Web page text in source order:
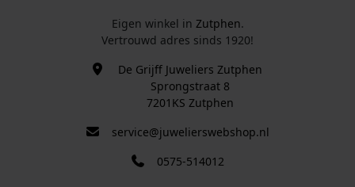
Eigen winkel in Zutphen.
Vertrouwd adres sinds 1920!
De Grijff Juweliers Zutphen
Sprongstraat 8
7201KS Zutphen
service@juwelierswebshop.nl
0575-514012